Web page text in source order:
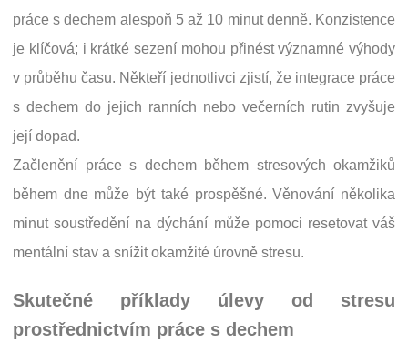
práce s dechem alespoň 5 až 10 minut denně. Konzistence
je klíčová; i krátké sezení mohou přinést významné výhody
v průběhu času. Někteří jednotlivci zjistí, že integrace práce
s dechem do jejich ranních nebo večerních rutin zvyšuje
její dopad.
Začlenění práce s dechem během stresových okamžiků
během dne může být také prospěšné. Věnování několika
minut soustředění na dýchání může pomoci resetovat váš
mentální stav a snížit okamžité úrovně stresu.
Skutečné příklady úlevy od stresu
prostřednictvím práce s dechem